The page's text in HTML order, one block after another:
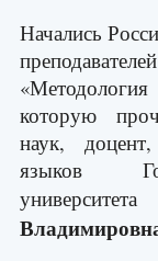
Начались
которую
наук,
языков